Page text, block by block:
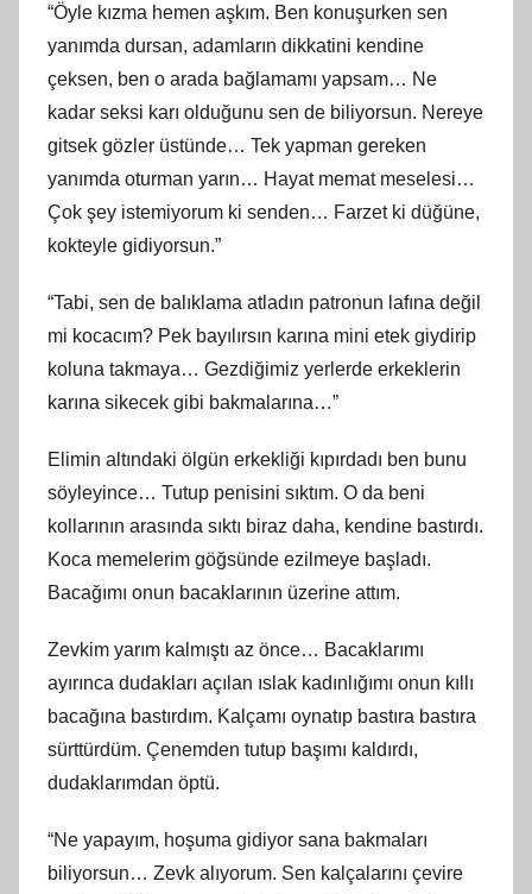
“Öyle kızma hemen aşkım. Ben konuşurken sen
yanımda dursan, adamların dikkatini kendine
çeksen, ben o arada bağlamamı yapsam… Ne
kadar seksi karı olduğunu sen de biliyorsun. Nereye
gitsek gözler üstünde… Tek yapman gereken
yanımda oturman yarın… Hayat memat meselesi…
Çok şey istemiyorum ki senden… Farzet ki düğüne,
kokteyle gidiyorsun.”
“Tabi, sen de balıklama atladın patronun lafına değil
mi kocacım? Pek bayılırsın karına mini etek giydirip
koluna takmaya… Gezdiğimiz yerlerde erkeklerin
karına sikecek gibi bakmalarına…”
Elimin altındaki ölgün erkekliği kıpırdadı ben bunu
söyleyince… Tutup penisini sıktım. O da beni
kollarının arasında sıktı biraz daha, kendine bastırdı.
Koca memelerim göğsünde ezilmeye başladı.
Bacağımı onun bacaklarının üzerine attım.
Zevkim yarım kalmıştı az önce… Bacaklarımı
ayırınca dudakları açılan ıslak kadınlığımı onun kıllı
bacağına bastırdım. Kalçamı oynatıp bastıra bastıra
sürttürdüm. Çenemden tutup başımı kaldırdı,
dudaklarımdan öptü.
“Ne yapayım, hoşuma gidiyor sana bakmaları
biliyorsun… Zevk alıyorum. Sen kalçalarını çevire